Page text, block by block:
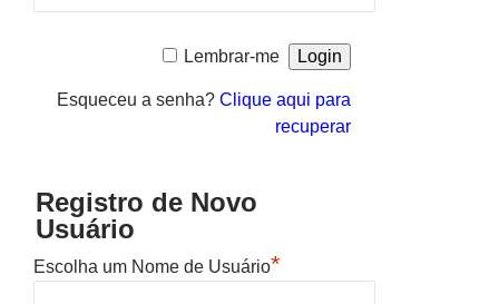
Lembrar-me
Esqueceu a senha? Clique aqui para
recuperar
Registro de Novo
Usuário
Escolha um Nome de Usuário*